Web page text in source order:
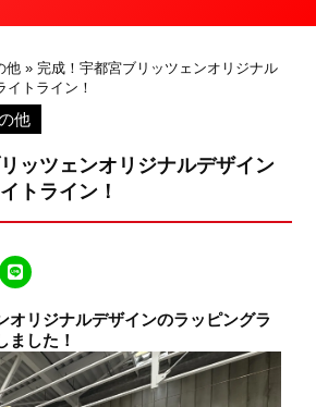
他 » 完成！宇都宮ブリッツェンオリジナル
イトライン！
他
ッツェンオリジナルデザイン
トライン！
オリジナルデザインのラッピングラ
ました！